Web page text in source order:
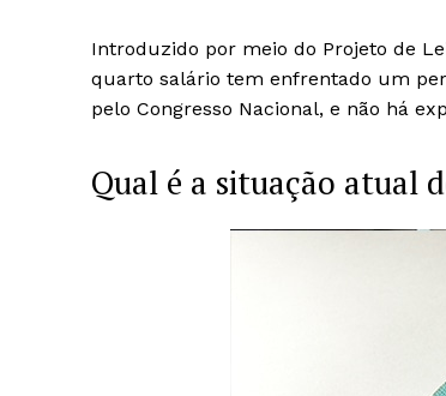
Introduzido por meio do Projeto de
quarto salário tem enfrentado um
pelo Congresso Nacional, e não há
Qual é a situação atual